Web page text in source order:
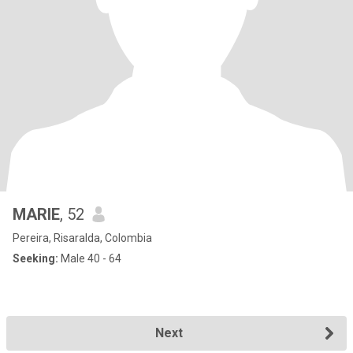
MARIE, 52
Pereira, Risaralda, Colombia
Seeking: Male 40 - 64
Next